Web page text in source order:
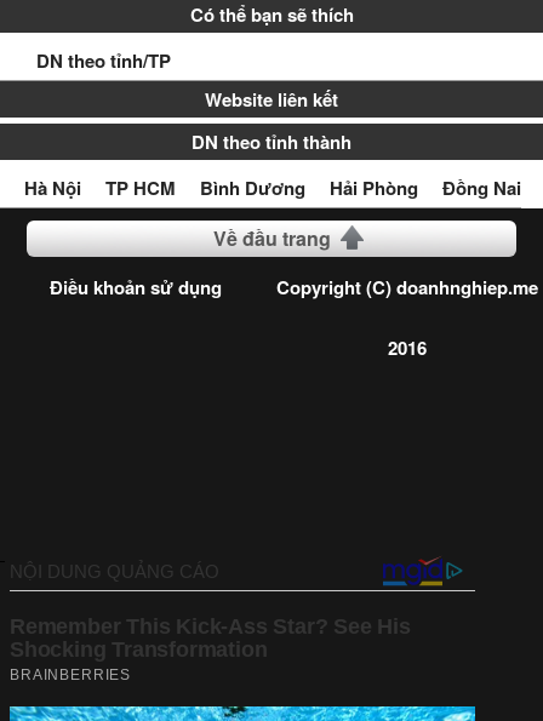
Có thể bạn sẽ thích
DN theo tỉnh/TP
Website liên kết
DN theo tỉnh thành
Hà Nội
TP HCM Bình Dương Hải Phòng Đồng Nai
Về đầu trang
Điều khoản sử dụng Copyright (C) doanhnghiep.me
2016